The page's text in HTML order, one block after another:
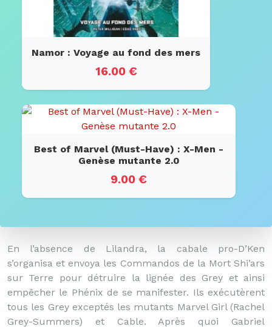
Namor : Voyage au fond des mers
16.00 €
Best of Marvel (Must-Have) : X-Men -
Genèse mutante 2.0
9.00 €
En l’absence de Lilandra, la cabale pro-D’Ken
s’organisa et envoya les Commandos de la Mort Shi’ars
sur Terre pour détruire la lignée des Grey et ainsi
empêcher le Phénix de se manifester. Ils exécutèrent
tous les Grey exceptés les mutants Marvel Girl (Rachel
Grey-Summers) et Cable. Après quoi Gabriel